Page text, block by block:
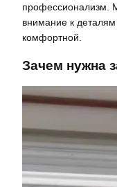
профессионализм.
внимание к
комфортной.
Зачем нужна